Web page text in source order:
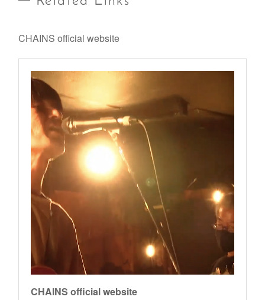
CHAINS official website
CHAINS official website